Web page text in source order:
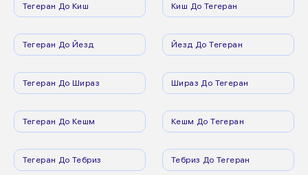
Тегеран До Киш Киш До Тегеран
Тегеран До Йезд Йезд До Тегеран
Тегеран До Шираз Шираз До Тегеран
Тегеран До Кешм Кешм До Тегеран
Тегеран До Тебриз Тебриз До Тегеран